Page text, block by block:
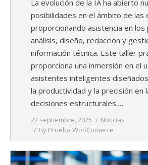
La evolución de la IA ha abierto
posibilidades en el ámbito de las
proporcionando asistencia en
análisis, diseño, redacción y
información técnica. Este taller
proporciona una inmersión en el
asistentes inteligentes
la productividad y la precisión en
decisiones estructurales.…
22 septiembre, 2025
Noticias
By Prueba WooComerce